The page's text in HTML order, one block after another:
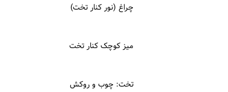
چراغ (نور کنار تخت)
میز کوچک کنار تخت
تخت: چوب و روکش